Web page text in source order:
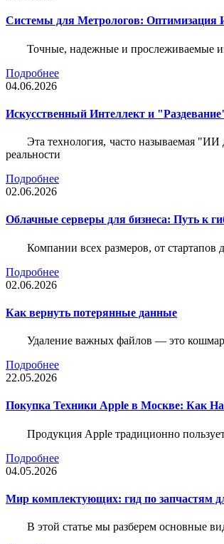
Системы для Метрологов: Оптимизация
Точные, надежные и прослеживаемые
Подробнее
04.06.2026
Искусственный Интеллект и
Эта технология, часто называемая
реальности
Подробнее
02.06.2026
Облачные серверы для бизнеса: Путь к
Компании всех размеров, от стартапов
Подробнее
02.06.2026
Как вернуть потерянные данные
Удаление важных файлов — это
Подробнее
22.05.2026
Покупка Техники Apple в Москве: Как
Продукция Apple традиционно
Подробнее
04.05.2026
Мир комплектующих: гид по запчастям
В этой статье мы разберем основные